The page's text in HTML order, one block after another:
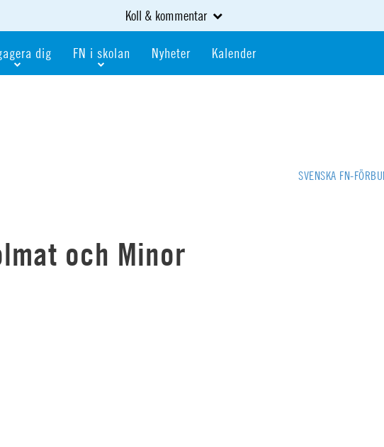
Koll & kommentar
dig FN i skolan Nyheter Kalender
SVENSKA FN-
och Minor